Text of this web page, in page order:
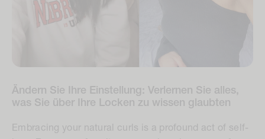
Ändern Sie Ihre Einstellung: Verlernen Sie alles,
was Sie über Ihre Locken zu wissen glaubten
Embracing your natural curls is a profound act of self-